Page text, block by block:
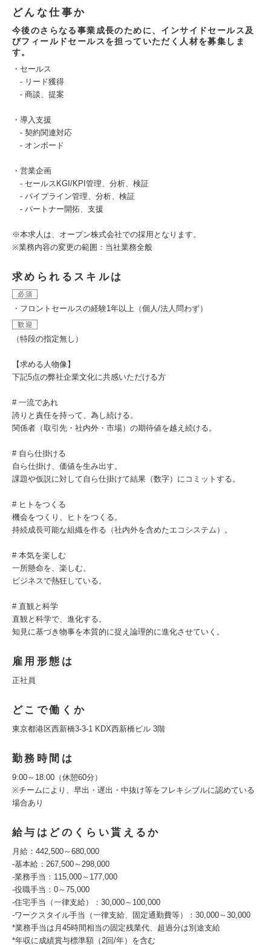
どんな仕事か
今後のさらなる事業成長のために、インサイドセールス及
びフィールドセールスを担っていただく人材を募集しま
す。
・セールス
- リード獲得
- 商談、提案
・導入支援
- 契約関連対応
- オンボード
・営業企画
- セールスKGI/KPI管理、分析、検証
- パイプライン管理、分析、検証
- パートナー開拓、支援
※本求人は、オープン株式会社での採用となります。
※業務内容の変更の範囲：当社業務全般
求められるスキルは
必須
・フロントセールスの経験1年以上（個人/法人問わず）
歓迎
（特段の指定無し）
【求める人物像】
下記5点の弊社企業文化に共感いただける方
# 一流であれ
誇りと責任を持って、為し続ける。
関係者（取引先・社内外・市場）の期待値を越え続ける。
# 自ら仕掛ける
自ら仕掛け、価値を生み出す。
課題や仮説に対して自ら仕掛けて結果（数字）にコミットする。
# ヒトをつくる
機会をつくり、ヒトをつくる。
持続成長可能な組織を作る（社内外を含めたエコシステム）。
# 本気を楽しむ
一所懸命を、楽しむ。
ビジネスで熱狂している。
# 直観と科学
直観と科学で、進化する。
知見に基づき物事を本質的に捉え論理的に進化させていく。
雇用形態は
正社員
どこで働くか
東京都港区西新橋3-3-1 KDX西新橋ビル 3階
勤務時間は
9:00～18:00（休憩60分）
※チームにより、早出・遅出・中抜け等をフレキシブルに認めている
場合あり
給与はどのくらい貰えるか
月給：442,500～680,000
‐基本給：267,500～298,000
‐業務手当：115,000～177,000
‐役職手当：0～75,000
‐住宅手当（一律支給）：30,000～100,000
‐ワークスタイル手当（一律支給、固定通勤費等）：30,000～30,000
*業務手当は月45時間相当の固定残業代、超過分は別途支給
*年収に成績賞与標準額（2回/年）を含む